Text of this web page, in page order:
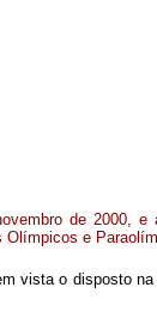
de 2000,
e
vista o disposto